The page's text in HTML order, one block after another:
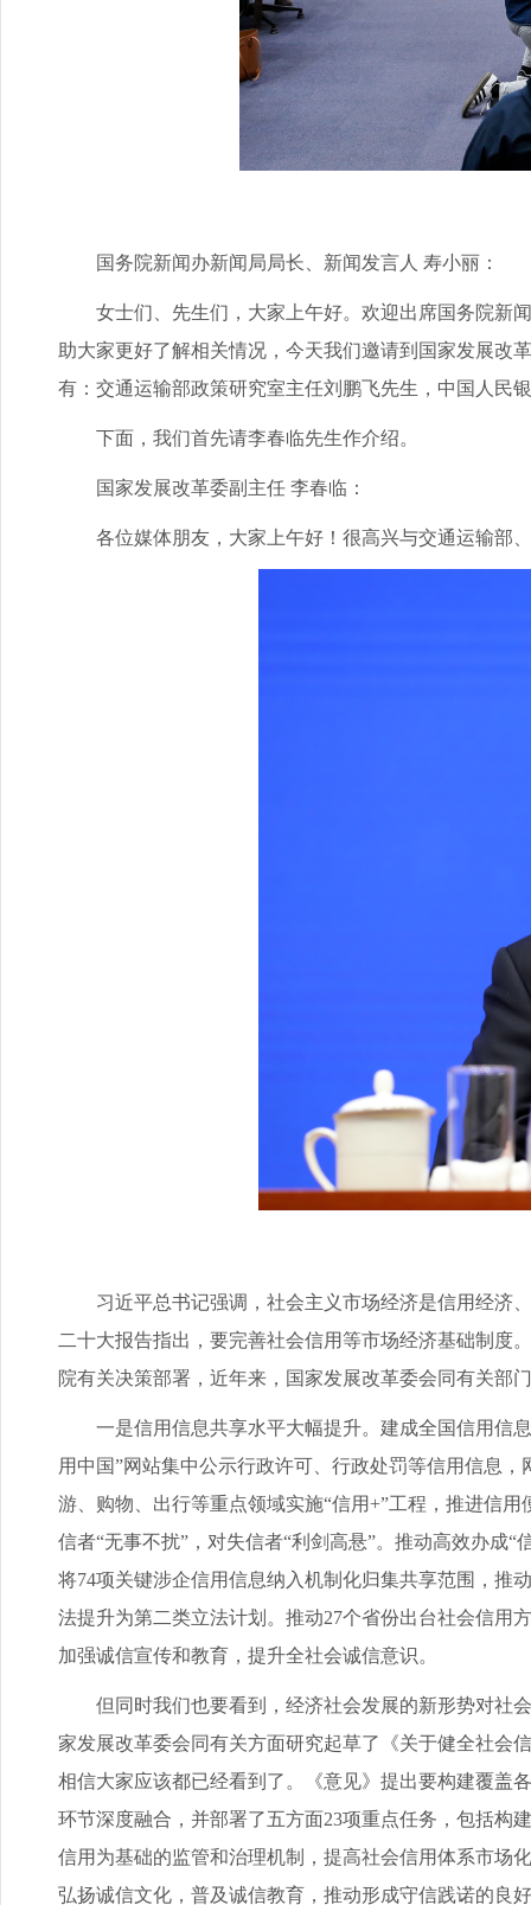
国务院新闻办新闻局局长、新闻发言人 寿小丽：
女士们、先生们，大家上午好。欢迎出席国务院新闻
助大家更好了解相关情况，今天我们邀请到国家发展改
有：交通运输部政策研究室主任刘鹏飞先生，中国人民
下面，我们首先请李春临先生作介绍。
国家发展改革委副主任 李春临：
各位媒体朋友，大家上午好！很高兴与交通运输部、
习近平总书记强调，社会主义市场经济是信用经济、
二十大报告指出，要完善社会信用等市场经济基础制度
院有关决策部署，近年来，国家发展改革委会同有关部
一是信用信息共享水平大幅提升。建成全国信用信息
用中国”网站集中公示行政许可、行政处罚等信用信息
游、购物、出行等重点领域实施“信用+”工程，推进信
信者“无事不扰”，对失信者“利剑高悬”。推动高效办成
将74项关键涉企信用信息纳入机制化归集共享范围，推
法提升为第二类立法计划。推动27个省份出台社会信用
加强诚信宣传和教育，提升全社会诚信意识。
但同时我们也要看到，经济社会发展的新形势对社会
家发展改革委会同有关方面研究起草了《关于健全社会
相信大家应该都已经看到了。《意见》提出要构建覆盖
环节深度融合，并部署了五方面23项重点任务，包括构
信用为基础的监管和治理机制，提高社会信用体系市场
弘扬诚信文化，普及诚信教育，推动形成守信践诺的良